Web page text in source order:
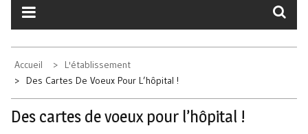
Accueil
L'établissement
Des Cartes De Voeux Pour L’hôpital !
Des cartes de voeux pour l’hôpital !